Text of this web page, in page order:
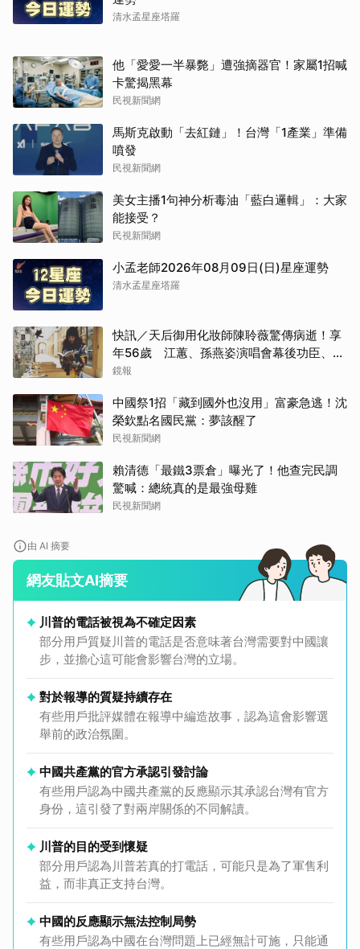
清水孟星座塔羅
他「愛愛一半暴斃」遭強摘器官！家屬1招喊
卡驚揭黑幕
民視新聞網
馬斯克啟動「去紅鏈」！台灣「1產業」準備
噴發
民視新聞網
美女主播1句神分析毒油「藍白邏輯」：大家
能接受？
民視新聞網
小孟老師2026年08月09日(日)星座運勢
清水孟星座塔羅
快訊／天后御用化妝師陳聆薇驚傳病逝！享
年56歲 江蕙、孫燕姿演唱會幕後功臣、蔡
健雅崩潰難接受
鏡報
中國祭1招「藏到國外也沒用」富豪急逃！沈
榮欽點名國民黨：夢該醒了
民視新聞網
賴清德「最鐵3票倉」曝光了！他查完民調
驚喊：總統真的是最強母雞
民視新聞網
由 AI 摘要
網友貼文AI摘要
川普的電話被視為不確定因素
部分用戶質疑川普的電話是否意味著台灣需要對中國讓
步，並擔心這可能會影響台灣的立場。
對於報導的質疑持續存在
有些用戶批評媒體在報導中編造故事，認為這會影響選
舉前的政治氛圍。
中國共產黨的官方承認引發討論
有些用戶認為中國共產黨的反應顯示其承認台灣有官方
身份，這引發了對兩岸關係的不同解讀。
川普的目的受到懷疑
部分用戶認為川普若真的打電話，可能只是為了軍售利
益，而非真正支持台灣。
中國的反應顯示無法控制局勢
有些用戶認為中國在台灣問題上已經無計可施，只能通